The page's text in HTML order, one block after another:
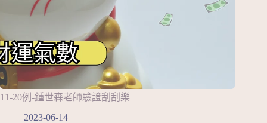
11-20例-鍾世森老師驗證刮刮樂
2023-06-14